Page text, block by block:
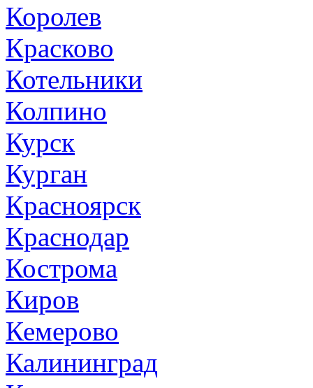
Королев
Красково
Котельники
Колпино
Курск
Курган
Красноярск
Краснодар
Кострома
Киров
Кемерово
Калининград